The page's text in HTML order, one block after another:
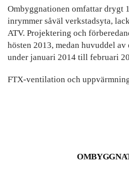
Ombyggnationen omfattar drygt
inrymmer såväl verkstadsyta,
ATV. Projektering och
hösten 2013, medan huvuddel
under januari 2014 till februari
FTX-ventilation och